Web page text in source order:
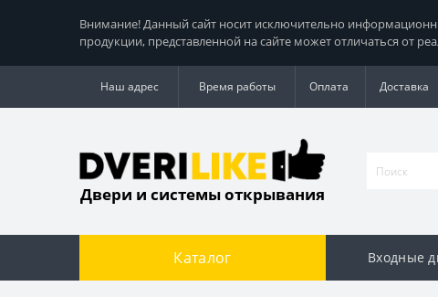
Внимание! Данный сайт носит исключительно
продукции, представленной на сайте может отличаться от
Наш адрес Время работы Оплата Доставка
Двери и системы открывания
Каталог Входные